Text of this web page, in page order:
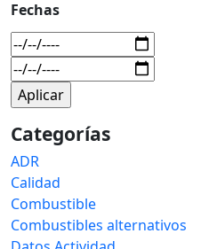
Fechas
Categorías
ADR
Calidad
Combustible
Combustibles alternativos